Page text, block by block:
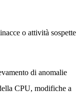
o attività sospette
di anomalie
CPU, modifiche a